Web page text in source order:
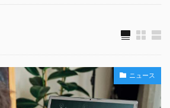
ニュース